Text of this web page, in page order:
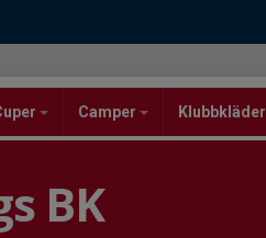
Camper Klubbkläder
BK